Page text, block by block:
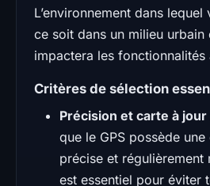
L’environnement dans
ce soit dans un milieu urbain
impactera les fonctionnalités
Critères de sélection
Précision et carte à jour
que le GPS possède
précise et régulièrement
est essentiel pour éviter